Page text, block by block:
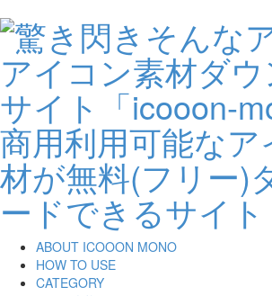
ABOUT ICOOON MONO
HOW TO USE
CATEGORY